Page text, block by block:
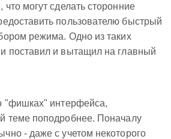
могут сделать сторонние
пользователю быстрый
режима. Одно из таких
поставил и вытащил на главный
"фишках" интерфейса,
теме поподробнее. Поначалу
- даже с учетом некоторого